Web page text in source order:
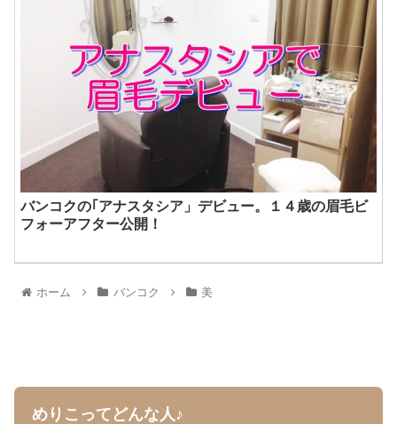
バンコクの｢アナスタシア」デビュー。１４歳の眉毛ビ
フォーアフター公開！
ホーム バンコク 美
めりこってどんな人♪